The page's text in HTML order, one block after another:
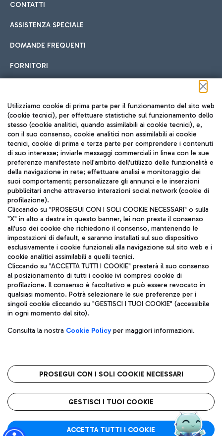
CONTATTI
ASSISTENZA SPECIALE
DOMANDE FREQUENTI
FORNITORI
Seguici sui social
TRAVEL JOURNAL
ITA
Aeroporti di Roma S.p.A. - Società soggetta a direzione e
coordinamento di Mundys S.p.A.
Codice fiscale e Registro delle Imprese di Roma 13032990155 P.
IVA 06572251004
Capitale sociale 62.224.743,00 int. vers.
Sede legale: Via Pier Paolo Racchetti 1 - 00054 Fiumicino (RM)
telefono +39 06 65951
Privacy policy
Note legali
Roma FCO
L'aeroporto stellato
Utilizziamo cookie di prima parte per il funzionamento del sito web
(cookie tecnici), per effettuare statistiche sul funzionamento dello
stesso (cookie analitici, quando assimilabili ai cookie tecnici), e,
con il suo consenso, cookie analitici non assimilabili ai cookie
tecnici, cookie di prima e terza parte per comprendere i contenuti
di suo interesse; inviarle messaggi commerciali in linea con le sue
preferenze manifestate nell'ambito dell'utilizzo delle funzionalità e
della navigazione in rete; effettuare analisi e monitoraggio dei
suoi comportamenti; personalizzare gli annunci e le inserzioni
pubblicitari anche attraverso interazioni social network (cookie di
profilazione).
Cliccando su "PROSEGUI CON I SOLI COOKIE NECESSARI" o sulla
"X" in alto a destra in questo banner, lei non presta il consenso
all'uso dei cookie che richiedono il consenso, mantenendo le
impostazioni di default, e saranno installati sul suo dispositivo
esclusivamente i cookie funzionali alla navigazione sul sito web e i
cookie analitici assimilabili a quelli tecnici.
Cliccando su "ACCETTA TUTTI I COOKIE" presterà il suo consenso
al posizionamento di tutti i cookie ivi compresi cookie di
profilazione. Il consenso è facoltativo e può essere revocato in
qualsiasi momento. Potrà selezionare le sue preferenze per i
singoli cookie cliccando su "GESTISCI I TUOI COOKIE" (accessibile
in ogni momento dal sito).
Consulta la nostra Cookie Policyper maggiori informazioni.
PROSEGUI CON I SOLI COOKIE NECESSARI
GESTISCI I TUOI COOKIE
ACCETTA TUTTI I COOKIE